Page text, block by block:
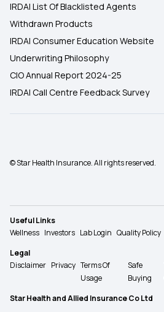
IRDAI List Of Blacklisted Agents
Withdrawn Products
IRDAI Consumer Education Website
Underwriting Philosophy
CIO Annual Report 2024-25
IRDAI Call Centre Feedback Survey
© Star Health Insurance. All rights reserved.
Useful Links
Wellness Investors Lab Login Quality Policy
Legal
Disclaimer Privacy Terms Of
Usage
Safe
Buying
Star Health and Allied Insurance Co Ltd